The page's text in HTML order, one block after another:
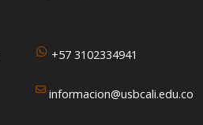
+57 3102334941
informacion@usbcali.edu.co